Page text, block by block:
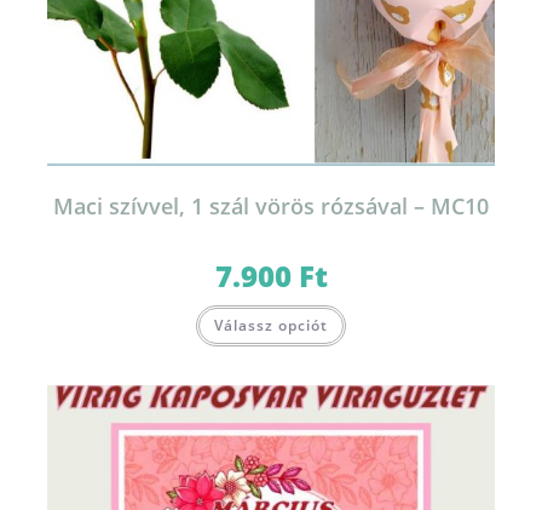
Maci szívvel, 1 szál vörös rózsával – MC10
7.900 Ft
Válassz opciót